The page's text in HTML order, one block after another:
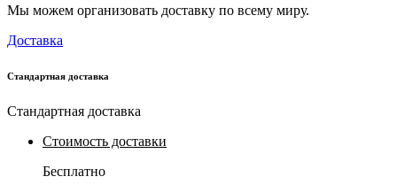
Мы можем организовать доставку по всему миру.
Доставка
Стандартная доставка
Стандартная доставка
Стоимость доставки
Бесплатно